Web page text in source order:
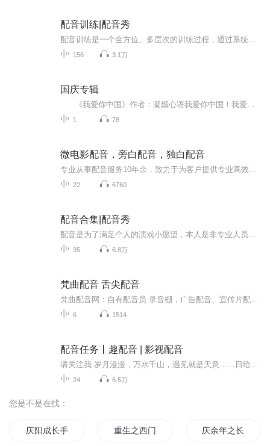
配音训练|配音秀
156 3.1万
国庆专辑
1 78
微电影配音，旁白配音，独白配音
22 6760
配音合集|配音秀
35 6.8万
梵曲配音 舌尖配音
6 1514
配音任务丨趣配音 | 影视配音
24 6.5万
您是不是在找：
庆阳成长手札 重生之西门庆 庆余年之长歌行